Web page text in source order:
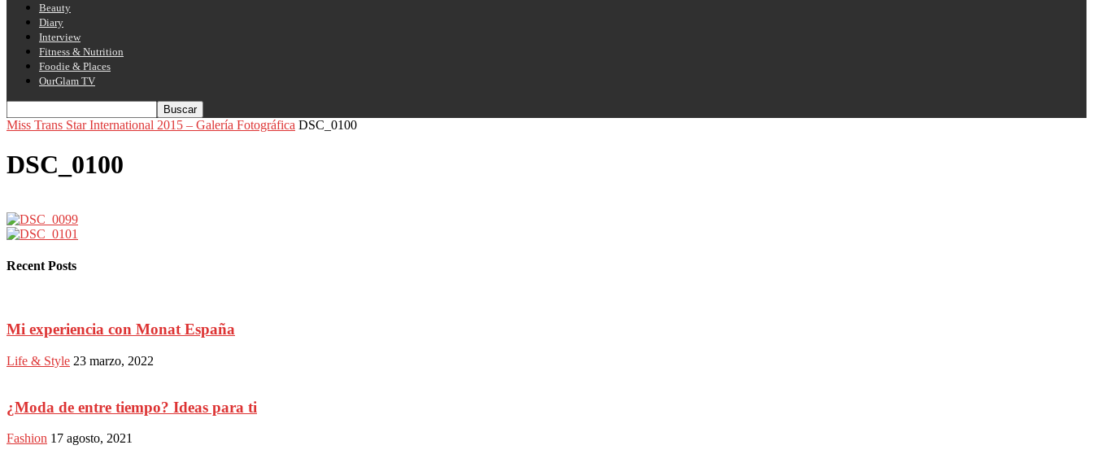
Beauty
Diary
Interview
Fitness & Nutrition
Foodie & Places
OurGlam TV
Miss Trans Star International 2015 – Galería Fotográfica DSC_0100
DSC_0100
Recent Posts
Mi experiencia con Monat España
Life & Style 23 marzo, 2022
¿Moda de entre tiempo? Ideas para ti
Fashion 17 agosto, 2021